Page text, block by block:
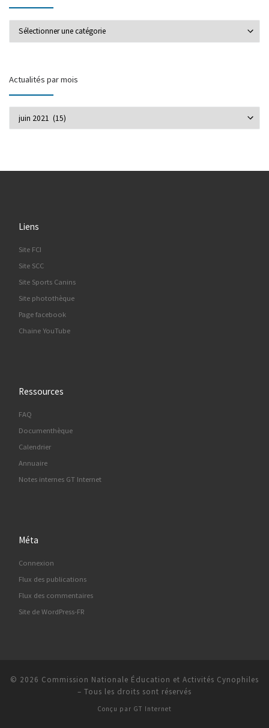
Actualités par mois
Liens
Site FCI
Site SCC
Site Sports Canins
Site photothèque
Page facebook
Chaine YouTube
Ressources
FAQ
Documenthèque
Calendrier
Annuaire
Notes internes GT Internet
Méta
Connexion
Flux des publications
Flux des commentaires
Site de WordPress-FR
© 2026 Commission Nationale Éducation et Activités Cynophiles
– Tous les droits sont réservés
Conçu par GT Internet